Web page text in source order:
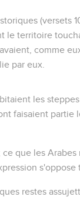
(versets
le territoire
comme
par eux.
les
faisaient partie
ce que les
restes